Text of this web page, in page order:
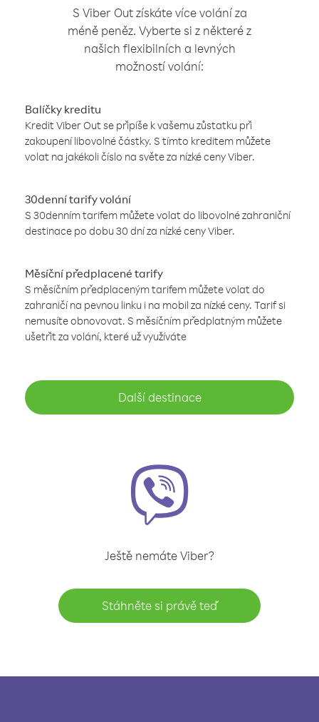
S Viber Out získáte více volání za
méně peněz. Vyberte si z některé z
našich flexibilních a levných
možností volání:
Balíčky kreditu
Kredit Viber Out se připíše k vašemu zůstatku při
zakoupení libovolné částky. S tímto kreditem můžete
volat na jakékoli číslo na světe za nízké ceny Viber.
30denní tarify volání
S 30denním tarifem můžete volat do libovolné zahraniční
destinace po dobu 30 dní za nízké ceny Viber.
Měsíční předplacené tarify
S měsíčním předplaceným tarifem můžete volat do
zahraničí na pevnou linku i na mobil za nízké ceny. Tarif si
nemusíte obnovovat. S měsíčním předplatným můžete
ušetřit za volání, které už využíváte
Další destinace
Ještě nemáte Viber?
Stáhněte si právě teď